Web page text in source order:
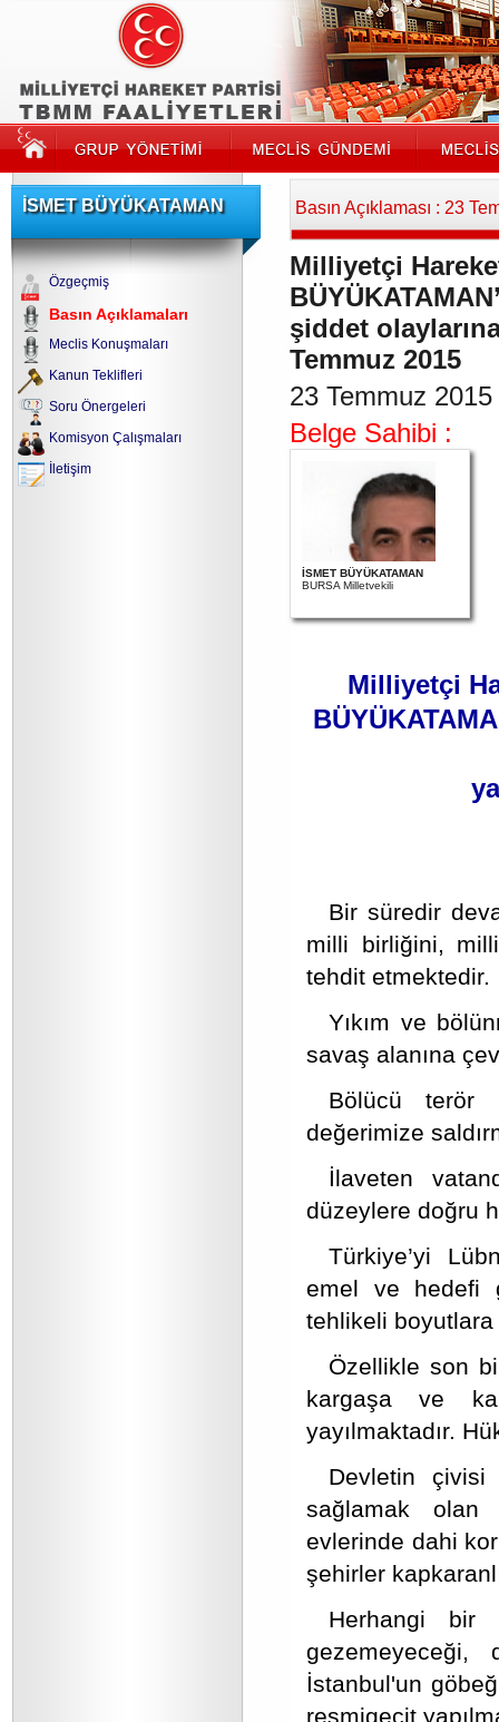
İSMET BÜYÜKATAMAN
Özgeçmiş
Basın Açıklamaları
Meclis Konuşmaları
Kanun Teklifleri
Soru Önergeleri
Komisyon Çalışmaları
İletişim
Basın Açıklaması : 23
Milliyetçi
şiddet
Temmuz 2015
23 Temmuz 2015
Belge Sahibi :
İSMET BÜYÜKATAMAN
BURSA Milletvekili
Milliyetçi
Bir süredir
milli birliğini,
tehdit etmektedir.
Yıkım ve
savaş alanına
Bölücü terör
değerimize
İlaveten
düzeylere doğru
Türkiye’yi
emel ve hedefi
tehlikeli boyutlara
Özellikle son
kargaşa ve
yayılmaktadır.
Devletin çivisi
sağlamak olan
evlerinde dahi
şehirler
Herhangi bir
gezemeyeceği,
İstanbul'un
resmigeçit